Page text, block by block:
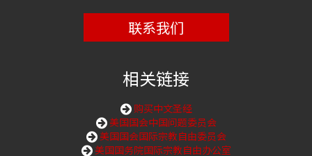
联系我们
相关链接
购买中文圣经
美国国会中国问题委员会
美国国会国际宗教自由委员会
美国国务院国际宗教自由办公室